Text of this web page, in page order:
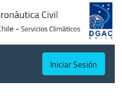
Iniciar Sesión